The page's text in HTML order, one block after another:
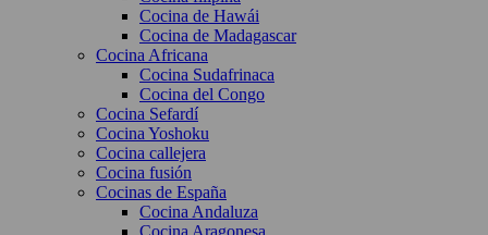
Cocina de Hawái
Cocina de Madagascar
Cocina Africana
Cocina Sudafrinaca
Cocina del Congo
Cocina Sefardí
Cocina Yoshoku
Cocina callejera
Cocina fusión
Cocinas de España
Cocina Andaluza
Cocina Aragonesa